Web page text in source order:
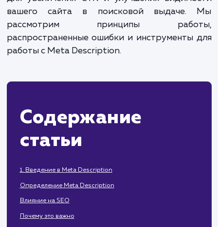
В этом руководстве вы узнаете, как
составить и оптимизировать Meta
для увеличения CTR и улучшения
вашего сайта в поисковой
распространенные ошибки и инструменты
Содержание
статьи